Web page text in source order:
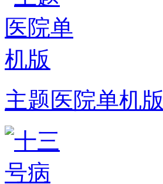
主题医院单机版